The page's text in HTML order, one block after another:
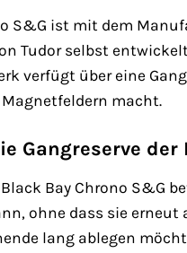
S&G ist mit dem
Tudor selbst
verfügt über eine
macht.
Gangreserve der
Black Bay Chrono S&G
ohne dass sie erneut
lang ablegen